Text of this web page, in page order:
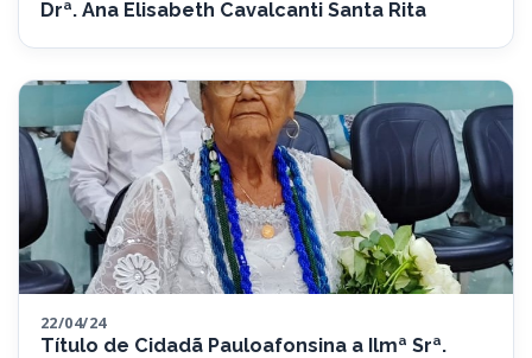
Drª. Ana Elisabeth Cavalcanti Santa Rita
22/04/24
Título de Cidadã Pauloafonsina a Ilmª Srª.